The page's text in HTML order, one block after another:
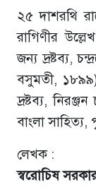
২৫ দাশরথি
রাগিণীর
জন্য দ্রষ্টব্য,
বসুমতী, ১৮৯৯);
দ্রষ্টব্য,
বাংলা
লেখক :
স্বরোচিষ